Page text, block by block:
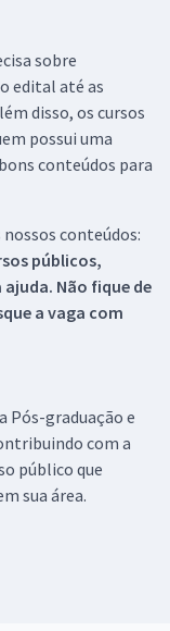
sobre
edital até as
disso, os cursos
possui uma
conteúdos para
conteúdos:
públicos,
ajuda. Não fique de
a vaga com
Pós-graduação e
com a
público que
sua área.